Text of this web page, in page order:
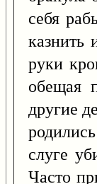
себя
казнить
руки
обещая
другие
слуге
Часто